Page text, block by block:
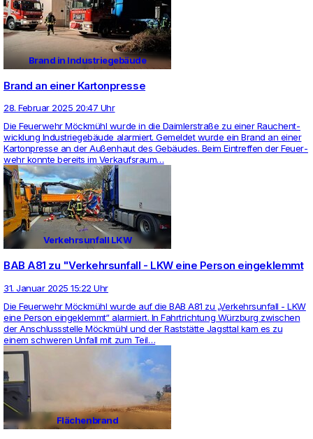
Brand in Industriegebäude
Brand an einer Kartonpresse
28. Februar 2025 20:47 Uhr
Die Feu­er­wehr Möckmühl wurde in die Daim­ler­straße zu einer Rauch­ent­
wick­lung Indus­triegebäude alar­miert. Gemeldet wurde ein Brand an einer
Kar­ton­presse an der Außenhaut des Gebäudes. Beim Ein­treffen der Feu­er­
wehr konnte bereits im Ver­kaufs­raum…
Verkehrsunfall LKW
BAB A81 zu "Verkehrsunfall - LKW eine Person eingeklemmt
31. Januar 2025 15:22 Uhr
Die Feu­er­wehr Möckmühl wurde auf die BAB A81 zu „Ver­kehrs­un­fall - LKW
eine Person ein­ge­klemmt“ alar­miert. In Fahrt­rich­tung Würzburg zwi­schen
der Anschluss­stelle Möckmühl und der Raststätte Jagsttal kam es zu
einem schweren Unfall mit zum Teil…
Flächenbrand